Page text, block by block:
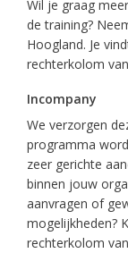
Wil je graag
de training?
Hoogland. Je
rechterkolom
Incompany
We verzorgen
programma
zeer gerichte
binnen jouw
aanvragen of
mogelijkheden?
rechterkolom